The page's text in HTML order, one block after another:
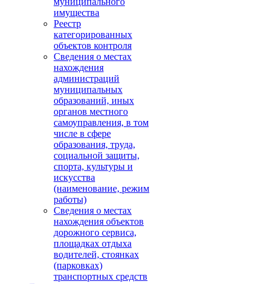
имущества
Реестр
категорированных
объектов контроля
Сведения о местах
нахождения
администраций
муниципальных
образований, иных
органов местного
самоуправления, в том
числе в сфере
образования, труда,
социальной защиты,
спорта, культуры и
искусства
(наименование, режим
работы)
Сведения о местах
нахождения объектов
дорожного сервиса,
площадках отдыха
водителей, стоянках
(парковках)
транспортных средств